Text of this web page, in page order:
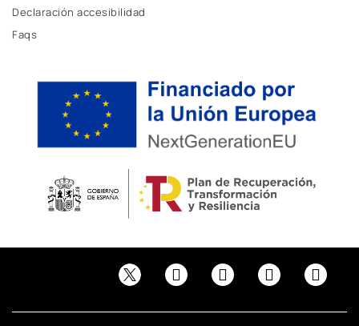
Declaración accesibilidad
Faqs